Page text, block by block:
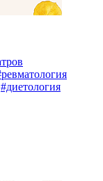
#диетология